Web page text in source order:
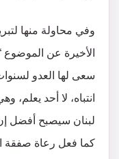
وفي محاولة منها
الأخيرة عن
سعى لها العدو
انتباه، لا أحد يعلم،
لبنان سيصبح أفضل
كما فعل رعاة صفقة